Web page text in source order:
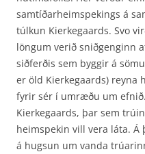
samtíðarheimspekings á
túlkun Kierkegaards. Svo
löngum verið sniðgenginn
siðferðis sem byggir á
er öld Kierkegaards) reyna
fyrir sér í umræðu um efnið.
Kierkegaards, þar sem
heimspekin vill vera láta.
á hugsun um vanda